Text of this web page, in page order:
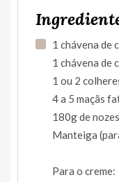
1 chávena de
1 chávena de
1 ou 2
4 a 5 maçãs
180g de
Manteiga
Para o creme: